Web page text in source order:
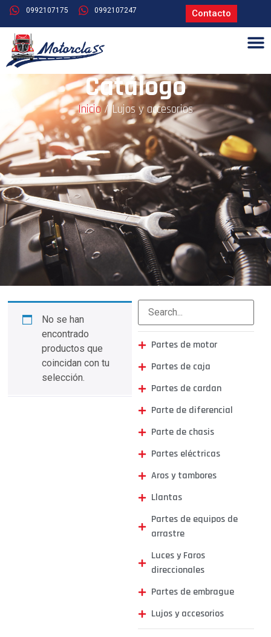
0992107175 0992107247 Contacto
Catálogo
Inicio / Lujos y accesorios
No se han
encontrado
productos que
coincidan con tu
selección.
Partes de motor
Partes de caja
Partes de cardan
Parte de diferencial
Parte de chasis
Partes eléctricas
Aros y tambores
Llantas
Partes de equipos de
arrastre
Luces y Faros
direccionales
Partes de embrague
Lujos y accesorios